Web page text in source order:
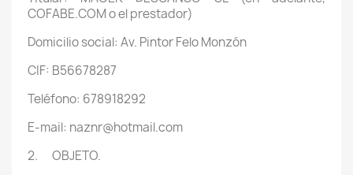
COFABE.COM o el prestador)
Domicilio social: Av. Pintor Felo Monzón
CIF: B56678287
Teléfono: 678918292
E-mail: naznr@hotmail.com
2. OBJETO.